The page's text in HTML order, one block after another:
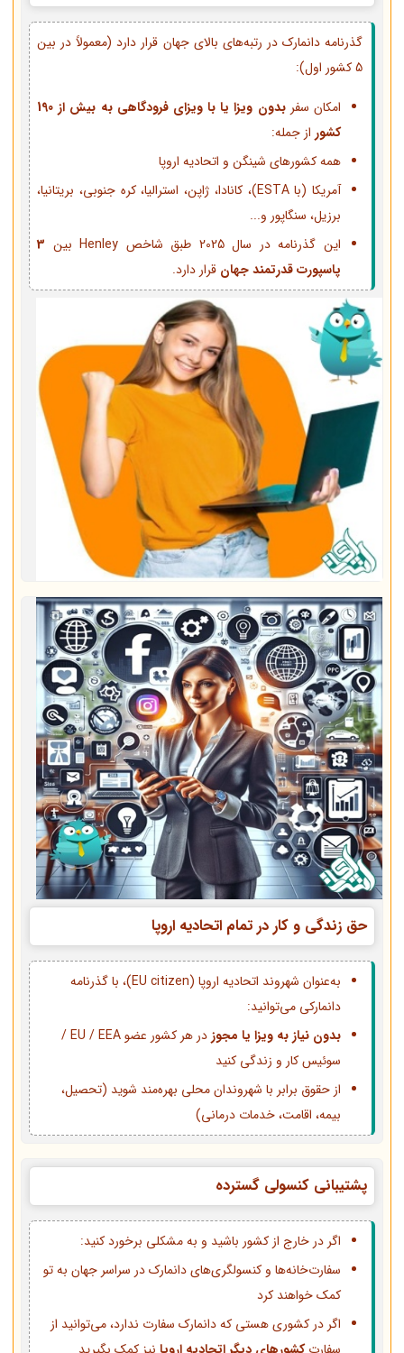
گذرنامه دانمارک در رتبه‌های بالای جهان قرار دارد (معمولاً در بین
5 کشور اول):
امکان سفر
بدون ویزا یا با ویزای فرودگاهی به بیش از 190
کشور از جمله:
همه کشورهای شینگن و اتحادیه اروپا
آمریکا (با ESTA)، کانادا، ژاپن، استرالیا، کره جنوبی، بریتانیا،
برزیل، سنگاپور و...
این گذرنامه در سال 2025 طبق شاخص Henley بین
3
پاسپورت قدرتمند جهان قرار دارد.
حق زندگی و کار در تمام اتحادیه اروپا
به‌عنوان شهروند اتحادیه اروپا (EU citizen)، با گذرنامه
دانمارکی می‌توانید:
بدون نیاز به ویزا یا مجوز
در هر کشور عضو EU / EEA /
سوئیس کار و زندگی کنید
از حقوق برابر با شهروندان محلی بهره‌مند شوید (تحصیل،
بیمه، اقامت، خدمات درمانی)
پشتیبانی کنسولی گسترده
اگر در خارج از کشور باشید و به مشکلی برخورد کنید:
سفارت‌خانه‌ها و کنسولگری‌های دانمارک در سراسر جهان به تو
کمک خواهند کرد
اگر در کشوری هستی که دانمارک سفارت ندارد، می‌توانید از